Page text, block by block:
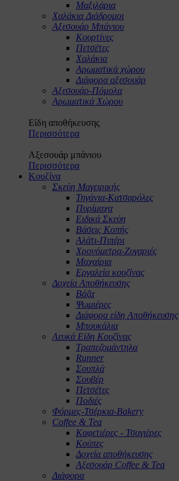
Μαξιλάρια
Χαλάκια Διάδρομοι
Αξεσουάρ Μπάνιου
Κουρτίνες
Πετσέτες
Χαλάκια
Αρωματικά χώρου
Διάφορα αξεσουάρ
Αξεσουάρ-Πόμολα
Αρωματικά Χώρου
Είδη αποθήκευσης
Περισσότερα
Αξεσουάρ μπάνιου
Περισσότερα
Κουζίνα
Σκεύη Μαγειρικής
Τηγάνια-Κατσαρόλες
Πυρίμαχα
Ειδικά Σκεύη
Βάσεις Κοπής
Αλάτι-Πιπέρι
Χρονόμετρα-Ζυγαριές
Μαχαίρια
Εργαλεία κουζίνας
Δοχεία Αποθήκευσης
Βάζα
Ψωμιέρες
Διάφορα είδη Αποθήκευσης
Μπουκάλια
Λευκά Είδη Κουζίνας
Τραπεζομάντηλα
Runner
Σουπλά
Σουβέρ
Πετσέτες
Ποδιές
Φόρμες-Τσέρκια-Bakery
Coffee & Tea
Καφετιέρες - Τσαγιέρες
Κούπες
Δοχεία αποθήκευσης
Αξεσουάρ Coffee & Tea
Διάφορα